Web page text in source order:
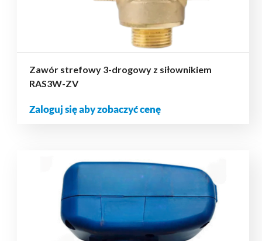
Zawór strefowy 3-drogowy z siłownikiem
RAS3W-ZV
Zaloguj się aby zobaczyć cenę